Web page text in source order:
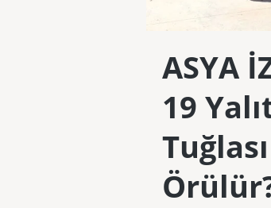
ASYA
19